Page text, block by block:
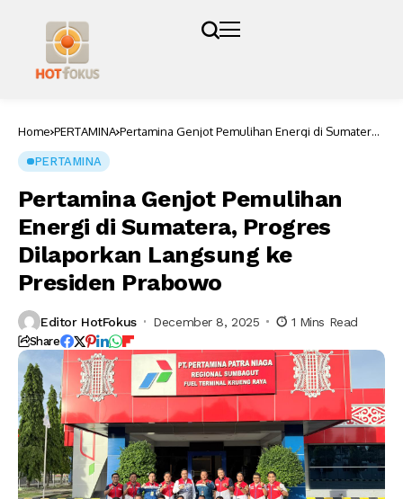
Home PERTAMINA Pertamina Genjot Pemulihan Energi di Sumatera,
PERTAMINA
Pertamina Genjot Pemulihan
Energi di Sumatera, Progres
Dilaporkan Langsung ke
Presiden Prabowo
Editor HotFokus December 8, 2025 1 Mins Read
Share